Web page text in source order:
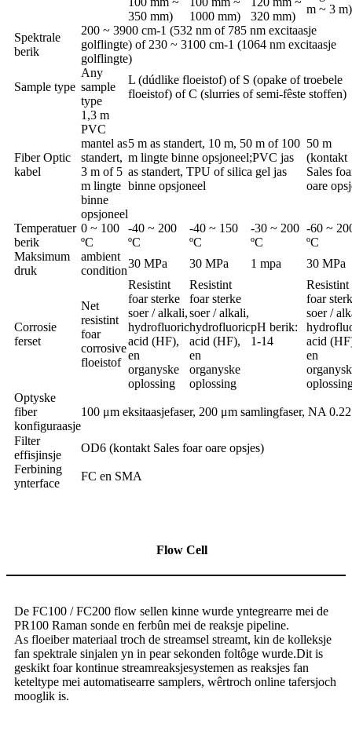
350 mm)
1000 mm)
320 mm)
m ~ 3 m)
Spektrale
berik
200 ~ 3900 cm-1 (532 nm of 785 nm excitaasje
golflingte) of 230 ~ 3100 cm-1 (1064 nm excitaasje
golflingte)
Sample type
Any
sample
type
L (dúdlike floeistof) of S (opake of troebele
floeistof) of C (slurries of semi-fêste stoffen)
Fiber Optic
kabel
1,3 m
PVC
mantel as
standert,
3 m of 5
m lingte
binne
opsjoneel
5 m as standert, 10 m, 50 m of 100
m lingte binne opsjoneel;PVC jas
as standert, TPU of silica gel jas
binne opsjoneel
50 m
(kontakt
Sales
oare
Temperatuer
berik
0 ~ 100
ºC
-40 ~ 200
ºC
-40 ~ 150
ºC
-30 ~ 200
ºC
-60 ~
ºC
Maksimum
druk
ambient
condition
30 MPa 30 MPa 1 mpa 30 MPa
Corrosie
ferset
Net
resistint
foar
corrosive
floeistof
Resistint
foar sterke
soer / alkali,
hydrofluoric
acid (HF),
en
organyske
oplossing
Resistint
foar sterke
soer / alkali,
hydrofluoric
acid (HF),
en
organyske
oplossing
pH berik:
1-14
Resistint
foar
soer /
acid
en
Optyske
fiber
konfiguraasje
100 μm eksitaasjefaser, 200 μm samlingfaser, NA 0.22
Filter
effisjinsje
OD6 (kontakt Sales foar oare opsjes)
Ferbining
ynterface
FC en SMA
Flow Cell
De FC100 / FC200 flow sellen kinne wurde yntegrearre mei de
PR100 Raman sonde en ferbûn mei de reaksje pipeline.
As floeiber materiaal troch de streamsel streamt, kin de kolleksje
fan spektrale sinjalen yn in pear sekonden foltôge wurde.Dit is
geskikt foar kontinue streamreaksjesystemen as reaksjes fan
keteltype mei automatisearre samplers, wêrtroch online tafersjoch
mooglik is.